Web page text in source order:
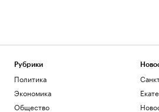
Рубрики
Политика
Экономика
Общество